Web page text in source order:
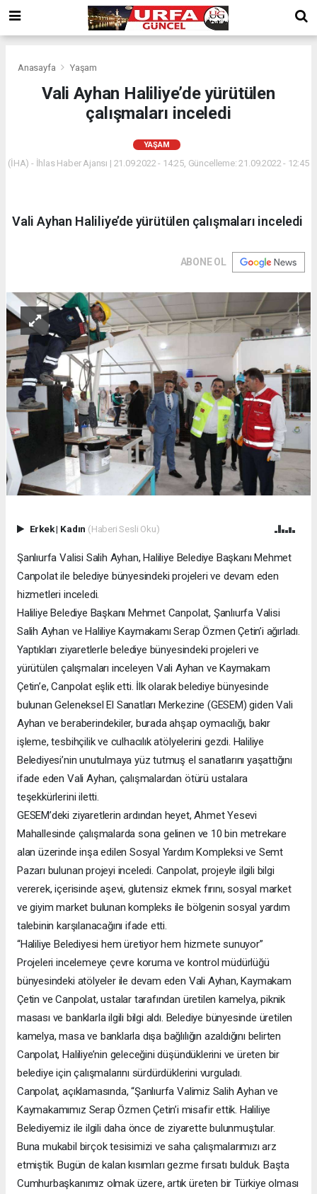
Anasayfa Yaşam
Vali Ayhan Haliliye’de yürütülen
çalışmaları inceledi
YAŞAM
(İHA) - İhlas Haber Ajansı | 21.09.2022 - 14:25, Güncelleme: 21.09.2022 - 12:45
Vali Ayhan Haliliye’de yürütülen çalışmaları inceledi
ABONE OL
Erkek| Kadın (Haberi Sesli Oku)
Şanlıurfa Valisi Salih Ayhan, Haliliye Belediye Başkanı Mehmet
Canpolat ile belediye bünyesindeki projeleri ve devam eden
hizmetleri inceledi.
Haliliye Belediye Başkanı Mehmet Canpolat, Şanlıurfa Valisi
Salih Ayhan ve Haliliye Kaymakamı Serap Özmen Çetin’i ağırladı.
Yaptıkları ziyaretlerle belediye bünyesindeki projeleri ve
yürütülen çalışmaları inceleyen Vali Ayhan ve Kaymakam
Çetin’e, Canpolat eşlik etti. İlk olarak belediye bünyesinde
bulunan Geleneksel El Sanatları Merkezine (GESEM) giden Vali
Ayhan ve beraberindekiler, burada ahşap oymacılığı, bakır
işleme, tesbihçilik ve culhacılık atölyelerini gezdi. Haliliye
Belediyesi’nin unutulmaya yüz tutmuş el sanatlarını yaşattığını
ifade eden Vali Ayhan, çalışmalardan ötürü ustalara
teşekkürlerini iletti.
GESEM’deki ziyaretlerin ardından heyet, Ahmet Yesevi
Mahallesinde çalışmalarda sona gelinen ve 10 bin metrekare
alan üzerinde inşa edilen Sosyal Yardım Kompleksi ve Semt
Pazarı bulunan projeyi inceledi. Canpolat, projeyle ilgili bilgi
vererek, içerisinde aşevi, glutensiz ekmek fırını, sosyal market
ve giyim market bulunan kompleks ile bölgenin sosyal yardım
talebinin karşılanacağını ifade etti.
“Haliliye Belediyesi hem üretiyor hem hizmete sunuyor”
Projeleri incelemeye çevre koruma ve kontrol müdürlüğü
bünyesindeki atölyeler ile devam eden Vali Ayhan, Kaymakam
Çetin ve Canpolat, ustalar tarafından üretilen kamelya, piknik
masası ve banklarla ilgili bilgi aldı. Belediye bünyesinde üretilen
kamelya, masa ve banklarla dışa bağlılığın azaldığını belirten
Canpolat, Haliliye’nin geleceğini düşündüklerini ve üreten bir
belediye için çalışmalarını sürdürdüklerini vurguladı.
Canpolat, açıklamasında, “Şanlıurfa Valimiz Salih Ayhan ve
Kaymakamımız Serap Özmen Çetin’i misafir ettik. Haliliye
Belediyemiz ile ilgili daha önce de ziyarette bulunmuştular.
Buna mukabil birçok tesisimizi ve saha çalışmalarımızı arz
etmiştik. Bugün de kalan kısımları gezme fırsatı bulduk. Başta
Cumhurbaşkanımız olmak üzere, artık üreten bir Türkiye olması